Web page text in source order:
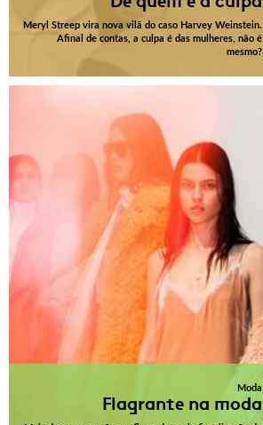
Meryl Streep vira nova vilã do caso Harvey Weinstein.
Afinal de contas, a culpa é das mulheres, não é
mesmo?
Moda
Flagrante na moda